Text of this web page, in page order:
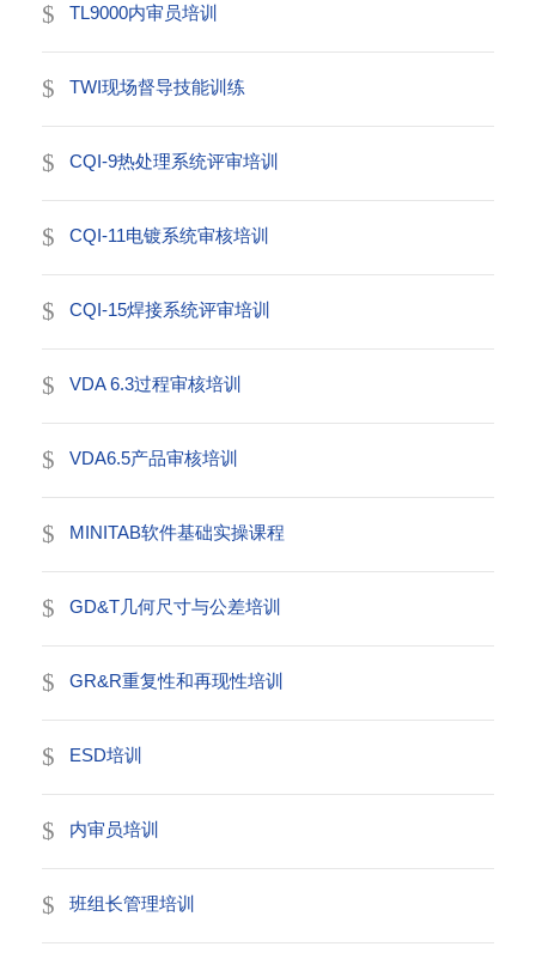
TL9000内审员培训
TWI现场督导技能训练
CQI-9热处理系统评审培训
CQI-11电镀系统审核培训
CQI-15焊接系统评审培训
VDA 6.3过程审核培训
VDA6.5产品审核培训
MINITAB软件基础实操课程
GD&T几何尺寸与公差培训
GR&R重复性和再现性培训
ESD培训
内审员培训
班组长管理培训